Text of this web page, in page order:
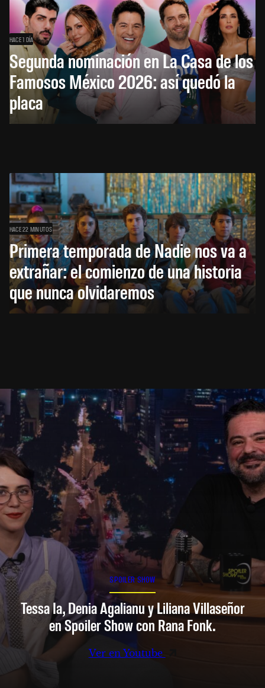
HACE 1 DÍA
Segunda nominación en La Casa de los
Famosos México 2026: así quedó la
placa
HACE 22 MINUTOS
Primera temporada de Nadie nos va a
extrañar: el comienzo de una historia
que nunca olvidaremos
SPOILER SHOW
Tessa Ia, Denia Agalianu y Liliana Villaseñor
en Spoiler Show con Rana Fonk.
Ver en Youtube